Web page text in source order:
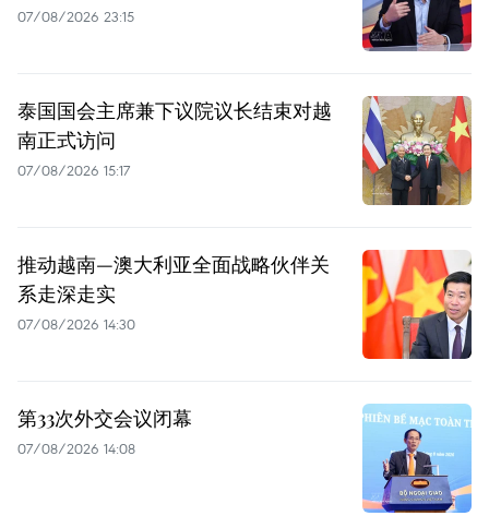
07/08/2026 23:15
泰国国会主席兼下议院议长结束对越
南正式访问
07/08/2026 15:17
推动越南—澳大利亚全面战略伙伴关
系走深走实
07/08/2026 14:30
第33次外交会议闭幕
07/08/2026 14:08